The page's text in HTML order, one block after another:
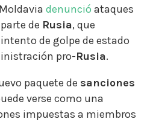
denunció ataques
de Rusia, que
de golpe de estado
pro-Rusia.
paquete de sanciones
verse como una
impuestas a miembros